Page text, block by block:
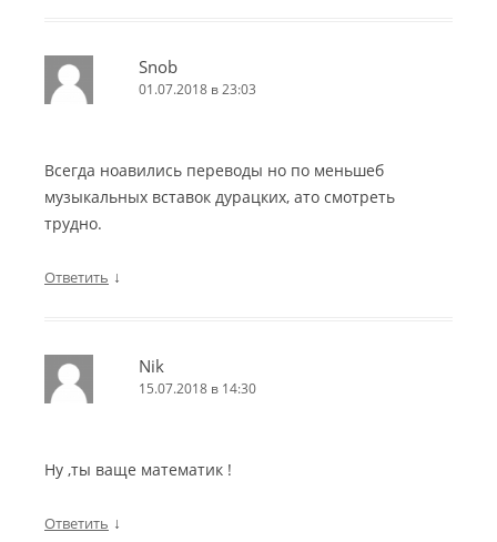
Snob
01.07.2018 в 23:03
Всегда ноавились переводы но по меньшеб
музыкальных вставок дурацких, ато смотреть
трудно.
Ответить ↓
Nik
15.07.2018 в 14:30
Ну ,ты ваще математик !
Ответить ↓